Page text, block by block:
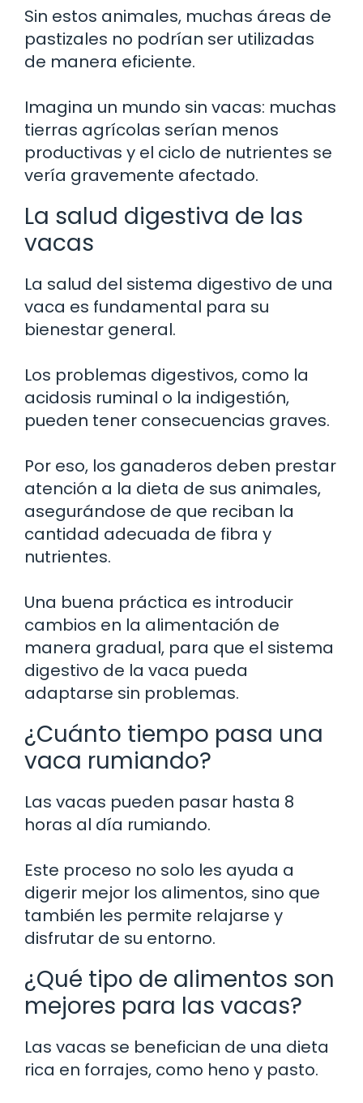
Sin estos animales, muchas áreas de
pastizales no podrían ser utilizadas
de manera eficiente.
Imagina un mundo sin vacas: muchas
tierras agrícolas serían menos
productivas y el ciclo de nutrientes se
vería gravemente afectado.
La salud digestiva de las
vacas
La salud del sistema digestivo de una
vaca es fundamental para su
bienestar general.
Los problemas digestivos, como la
acidosis ruminal o la indigestión,
pueden tener consecuencias graves.
Por eso, los ganaderos deben prestar
atención a la dieta de sus animales,
asegurándose de que reciban la
cantidad adecuada de fibra y
nutrientes.
Una buena práctica es introducir
cambios en la alimentación de
manera gradual, para que el sistema
digestivo de la vaca pueda
adaptarse sin problemas.
¿Cuánto tiempo pasa una
vaca rumiando?
Las vacas pueden pasar hasta 8
horas al día rumiando.
Este proceso no solo les ayuda a
digerir mejor los alimentos, sino que
también les permite relajarse y
disfrutar de su entorno.
¿Qué tipo de alimentos son
mejores para las vacas?
Las vacas se benefician de una dieta
rica en forrajes, como heno y pasto.